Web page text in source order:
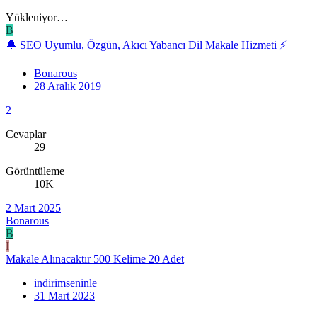
Yükleniyor…
B
🔔 SEO Uyumlu, Özgün, Akıcı Yabancı Dil Makale Hizmeti ⚡
Bonarous
28 Aralık 2019
2
Cevaplar
29
Görüntüleme
10K
2 Mart 2025
Bonarous
B
I
Makale Alınacaktır 500 Kelime 20 Adet
indirimseninle
31 Mart 2023